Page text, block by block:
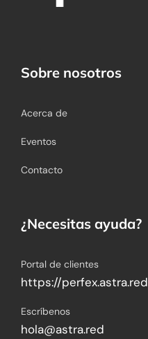
Sobre nosotros
Acerca de
Eventos
Contacto
¿Necesitas ayuda?
Portal de clientes
https://perfex.astra.red
Escríbenos
hola@astra.red